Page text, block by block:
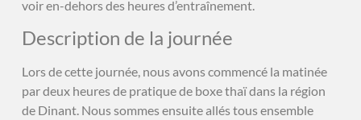
voir en-dehors des heures d’entraînement.
Description de la journée
Lors de cette journée, nous avons commencé la matinée
par deux heures de pratique de boxe thaï dans la région
de Dinant. Nous sommes ensuite allés tous ensemble